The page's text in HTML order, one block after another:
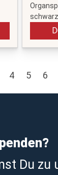
schwarz
4 5 6
Du zu